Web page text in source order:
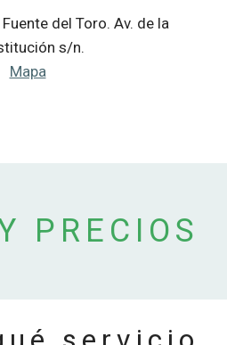
del Toro. Av. de la
s/n.
Mapa
PRECIOS